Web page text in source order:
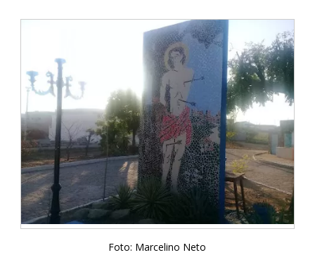
Foto: Marcelino Neto